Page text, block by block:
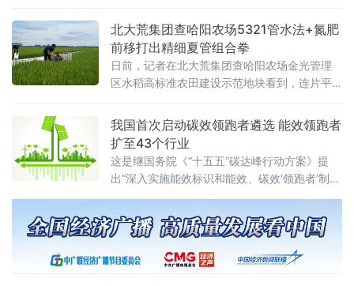
示，上半年国内生产总值达69.6万亿元，同比增长4.7%。从增量
看，上半年GDP较去年同期增长3.6万亿元，为近五年
北大荒集团查哈阳农场5321管水法+氮肥
前移打出精细夏管组合拳
日前，记者在北大荒集团查哈阳农场金光管理
区水稻高标准农田建设示范地块看到，连片平
健壮。管理区工作人员正穿梭于田间，按照拔
节孕穗期“5321”管水法要求，开展控水作业。
我国首次启动碳效领跑者遴选 能效领跑者
扩至43个行业
这是继国务院《“十五五”碳达峰行动方案》提
出“深入实施能效标识和能效、碳效‘领跑者’制